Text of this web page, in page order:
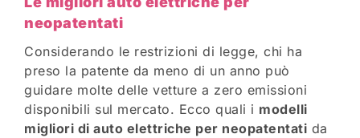
neopatentati
Considerando le restrizioni di legge, chi ha
preso la patente da meno di un anno può
guidare molte delle vetture a zero emissioni
disponibili sul mercato. Ecco quali i modelli
migliori di auto elettriche per neopatentati da